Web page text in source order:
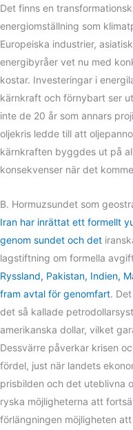
Det finns en
energiomställning som
Europeiska industrier,
energibyråer vet nu med
kostar. Investeringar i
kärnkraft och förnybart ser
inte de 20 år som annars
oljekris ledde till att
kärnkraften byggdes ut på
konsekvenser när det
B. Hormuzsundet som
Iran har inrättat ett formellt
genom sundet och det
lagstiftning om formella
Ryssland, Pakistan, Indien,
fram avtal för genomfart.
det så kallade
amerikanska dollar, vilket
Dessvärre påverkar krisen
fördel, just när landets
prisbilden och det uteblivna
ryska möjligheterna att
förlängningen möjligheten